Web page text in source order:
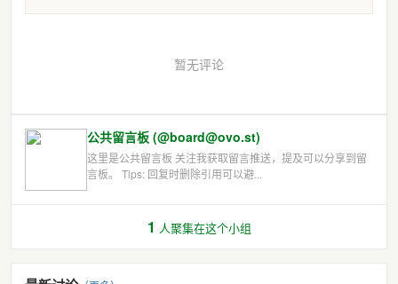
暂无评论
公共留言板 (@board@ovo.st)
这里是公共留言板 关注我获取留言推送，提及可以分享到留
言板。 Tips: 回复时删除引用可以避...
1 人聚集在这个小组